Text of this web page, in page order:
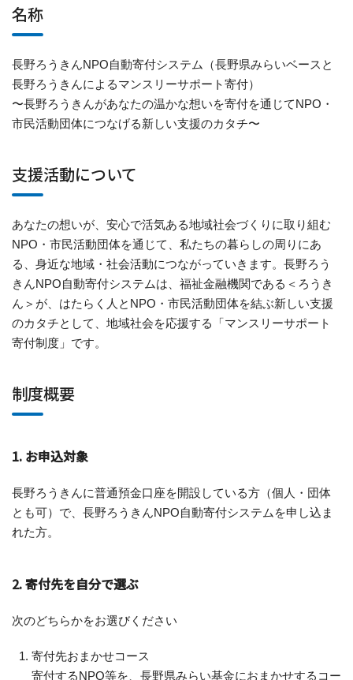
名称
長野ろうきんNPO自動寄付システム（長野県みらいベースと
長野ろうきんによるマンスリーサポート寄付）
〜長野ろうきんがあなたの温かな想いを寄付を通じてNPO・
市民活動団体につなげる新しい支援のカタチ〜
支援活動について
あなたの想いが、安心で活気ある地域社会づくりに取り組む
NPO・市民活動団体を通じて、私たちの暮らしの周りにあ
る、身近な地域・社会活動につながっていきます。長野ろう
きんNPO自動寄付システムは、福祉金融機関である＜ろうき
ん＞が、はたらく人とNPO・市民活動団体を結ぶ新しい支援
のカタチとして、地域社会を応援する「マンスリーサポート
寄付制度」です。
制度概要
1. お申込対象
長野ろうきんに普通預金口座を開設している方（個人・団体
とも可）で、長野ろうきんNPO自動寄付システムを申し込ま
れた方。
2. 寄付先を自分で選ぶ
次のどちらかをお選びください
寄付先おまかせコース
寄付するNPO等を、長野県みらい基金におまかせするコー